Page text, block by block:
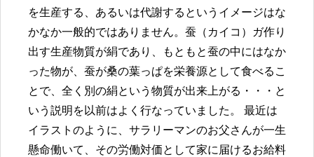
を生産する、あるいは代謝するというイメージはな
かなか一般的ではありません。蚕（カイコ）ガ作り
出す生産物質が絹であり、もともと蚕の中にはなか
った物が、蚕が桑の葉っぱを栄養源として食べるこ
とで、全く別の絹という物質が出来上がる・・・と
いう説明を以前はよく行なっていました。 最近は
イラストのように、サラリーマンのお父さんが一生
懸命働いて、その労働対価として家に届けるお給料